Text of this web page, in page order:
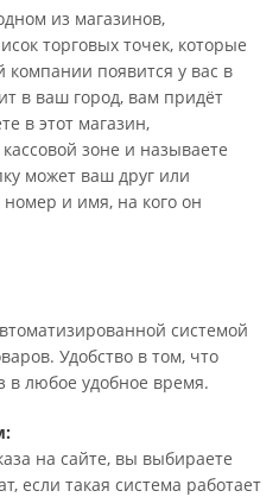
из магазинов,
торговых точек, которые
появится у вас в
в ваш город, вам придёт
в этот магазин,
зоне и называете
может ваш друг или
и имя, на кого он
системой
Удобство в том, что
в любое удобное время.
на сайте, вы выбираете
если такая система работает